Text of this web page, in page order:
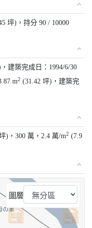
坪)，持分 90 / 10000
建築完成日：1994/6/30
m2 (31.42 坪)，建築完
)，300 萬，2.4 萬/m2 (7.9
⤢
圖層